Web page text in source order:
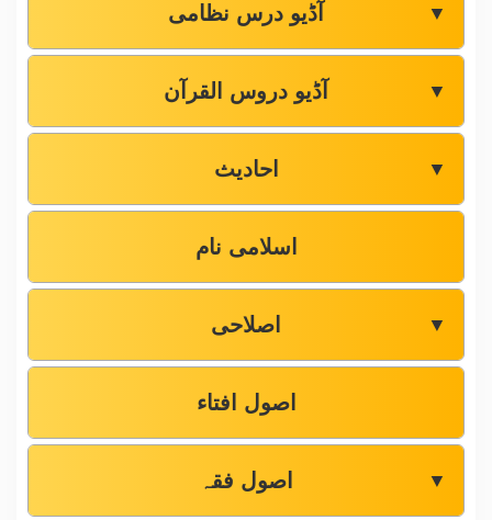
آڈیو درس نظامی ▼
آڈیو دروس القرآن ▼
احادیث ▼
اسلامی نام
اصلاحی ▼
اصول افتاء
اصول فقہ ▼